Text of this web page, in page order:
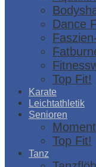
Dance
Top Fit!
Karate
Leichtathletik
Senioren
Top Fit!
Tanz